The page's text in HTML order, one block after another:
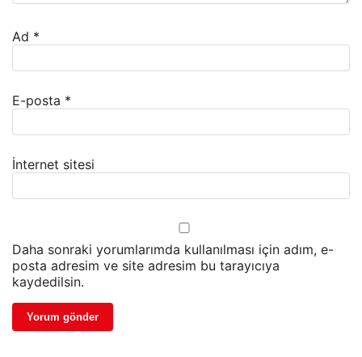
Ad *
E-posta *
İnternet sitesi
Daha sonraki yorumlarımda kullanılması için adım, e-
posta adresim ve site adresim bu tarayıcıya
kaydedilsin.